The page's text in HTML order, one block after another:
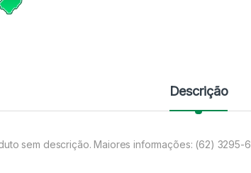
Descrição
sem descrição. Maiores informações: (62) 3295-